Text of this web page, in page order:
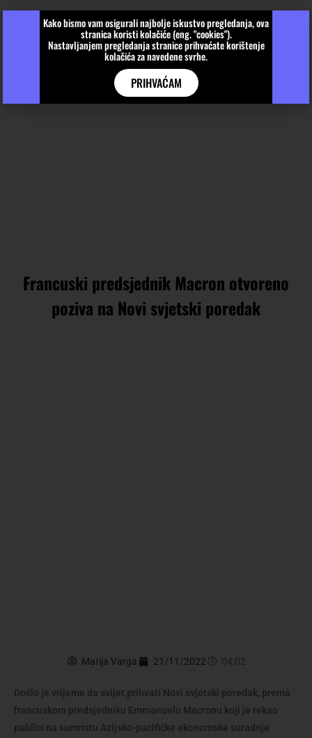
Francuski predsjednik Macron otvoreno
poziva na Novi svjetski poredak
Matija Varga 21/11/2022 04:02
Došlo je vrijeme da svijet prihvati Novi svjetski poredak, prema
francuskom predsjedniku Emmanuelu Macronu koji je rekao
publici na summitu Azijsko-pacifičke ekonomske suradnje
Kako bismo vam osigurali najbolje iskustvo pregledanja, ova
stranica koristi kolačiće (eng. "cookies").
Nastavljanjem pregledanja stranice prihvaćate korištenje
kolačića za navedene svrhe.
PRIHVAĆAM